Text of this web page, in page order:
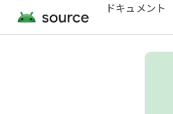
ドキュメント